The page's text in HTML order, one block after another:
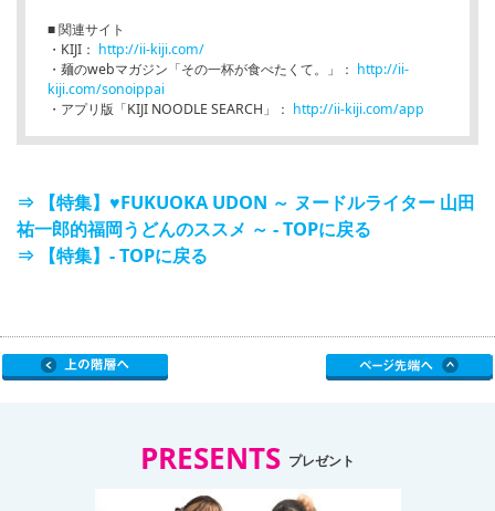
■ 関連サイト
・KIJI： http://ii-kiji.com/
・麺のwebマガジン「その一杯が食べたくて。」： http://ii-
kiji.com/sonoippai
・アプリ版「KIJI NOODLE SEARCH」： http://ii-kiji.com/app
⇒ 【特集】♥FUKUOKA UDON ～ ヌードルライター 山田
祐一郎的福岡うどんのススメ ～ - TOPに戻る
⇒ 【特集】- TOPに戻る
PRESENTS プレゼント